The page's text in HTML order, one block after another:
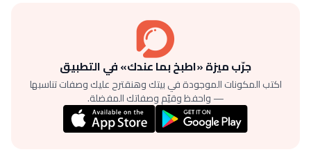
جرّب ميزة «اطبخ بما عندك» في التطبيق
اكتب المكونات الموجودة في بيتك وهنقترح عليك وصفات تناسبها
— واحفظ وقيّم وصفاتك المفضلة.